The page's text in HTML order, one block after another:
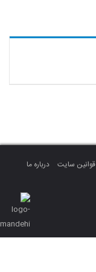
قوانین سایت
درباره ما